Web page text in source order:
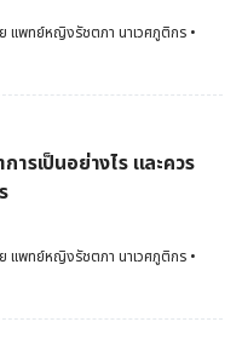
แพทย์หญิงรัชตภา นาเวศภูติกร •
ารเป็นอย่างไร และควร
แพทย์หญิงรัชตภา นาเวศภูติกร •